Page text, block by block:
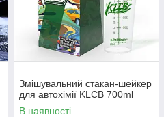
Змішувальний стакан-шейкер
для автохімії KLCB 700ml
В наявності